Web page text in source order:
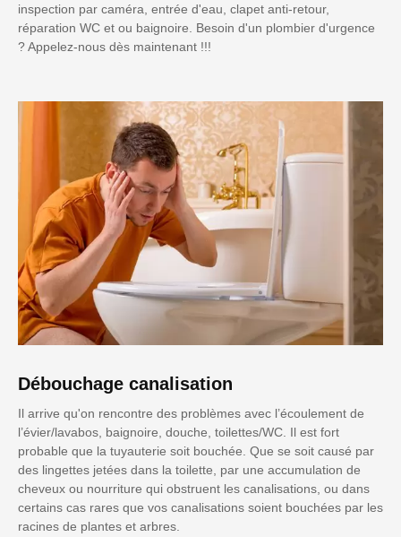
inspection par caméra, entrée d'eau, clapet anti-retour,
réparation WC et ou baignoire. Besoin d'un plombier d'urgence
? Appelez-nous dès maintenant !!!
Débouchage canalisation
Il arrive qu'on rencontre des problèmes avec l’écoulement de
l’évier/lavabos, baignoire, douche, toilettes/WC. Il est fort
probable que la tuyauterie soit bouchée. Que se soit causé par
des lingettes jetées dans la toilette, par une accumulation de
cheveux ou nourriture qui obstruent les canalisations, ou dans
certains cas rares que vos canalisations soient bouchées par les
racines de plantes et arbres.